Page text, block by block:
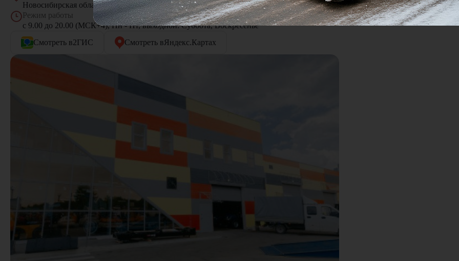
Новосибирская область, г. Новосибирск, ул. Толмачёвская, 17/3
Режим работы
с 9.00 до 20.00 (МСК+4), Пн - Пт, выходной: Cуббота, Воскресенье
Смотреть в2ГИС Смотреть вЯндекс.Картах